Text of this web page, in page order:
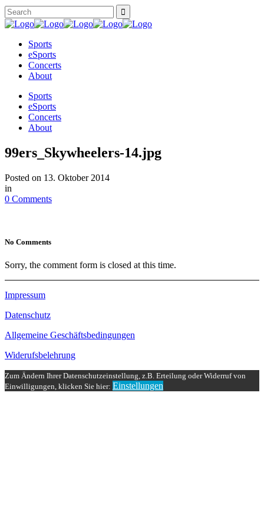
Sports
eSports
Concerts
About
Sports
eSports
Concerts
About
99ers_Skywheelers-14.jpg
Posted on 13. Oktober 2014
in
0 Comments
No Comments
Sorry, the comment form is closed at this time.
Impressum
Datenschutz
Allgemeine Geschäftsbedingungen
Widerufsbelehrung
Zum Ändern Ihrer Datenschutzeinstellung, z.B. Erteilung oder Widerruf von
Einwilligungen, klicken Sie hier: Einstellungen